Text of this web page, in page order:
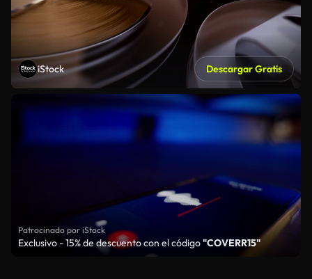
iStock Descargar Gratis
Patrocinado por iStock
Exclusivo - 15% de descuento con el código"COVERR15"